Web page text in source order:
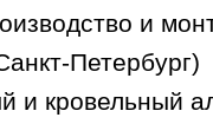
и
Петербург)
и кровельный